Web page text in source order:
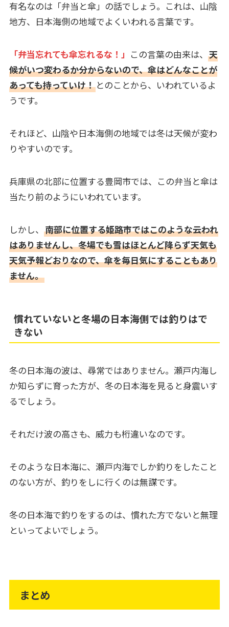
有名なのは「弁当と傘」の話でしょう。これは、山陰
地方、日本海側の地域でよくいわれる言葉です。
「弁当忘れても傘忘れるな！」 この言葉の由来は、 天
候がいつ変わるか分からないので、傘はどんなことが
あっても持っていけ！とのことから、いわれているよ
うです。
それほど、山陰や日本海側の地域では冬は天候が変わ
りやすいのです。
兵庫県の北部に位置する豊岡市では、この弁当と傘は
当たり前のようにいわれています。
しかし、 南部に位置する姫路市ではこのような云われ
はありませんし、冬場でも雪はほとんど降らず天気も
天気予報どおりなので、傘を毎日気にすることもあり
ません。
慣れていないと冬場の日本海側では釣りはで
きない
冬の日本海の波は、尋常ではありません。瀬戸内海し
か知らずに育った方が、冬の日本海を見ると身震いす
るでしょう。
それだけ波の高さも、威力も桁違いなのです。
そのような日本海に、瀬戸内海でしか釣りをしたこと
のない方が、釣りをしに行くのは無謀です。
冬の日本海で釣りをするのは、慣れた方でないと無理
といってよいでしょう。
まとめ